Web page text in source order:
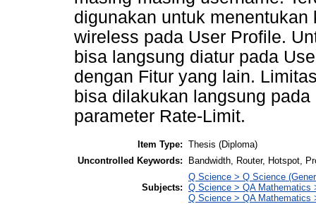
digunakan untuk
wireless pada User Profile.
bisa langsung diatur pada
dengan Fitur yang lain.
bisa dilakukan langsung
parameter Rate-Limit.
Item Type: Thesis (Diploma)
Uncontrolled Keywords:
Bandwidth, Router, Hotspot,
Subjects:
Q Science > Q Science
Q Science > QA Mathematics
Q Science > QA Mathematics